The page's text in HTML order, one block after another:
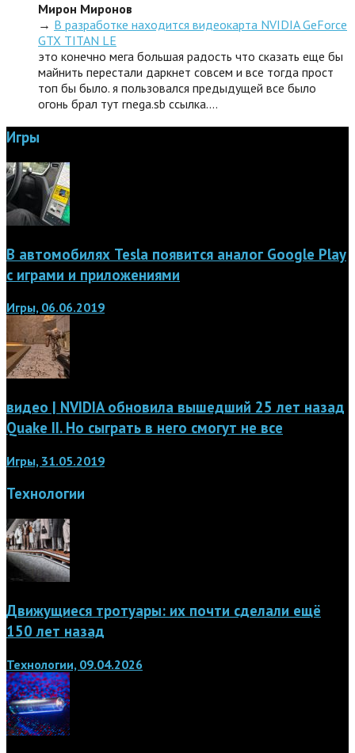
Мирон Миронов
→ В разработке находится видеокарта NVIDIA GeForce
GTX TITAN LE
это конечно мега большая радость что сказать еще бы
майнить перестали даркнет совсем и все тогда прост
топ бы было. я пользовался предыдущей все было
огонь брал тут rnega.sb ссылка.…
Игры
В автомобилях Tesla появится аналог Google Play
с играми и приложениями
Игры, 06.06.2019
видео | NVIDIA обновила вышедший 25 лет назад
Quake II. Но сыграть в него смогут не все
Игры, 31.05.2019
Технологии
Движущиеся тротуары: их почти сделали ещё
150 лет назад
Технологии, 09.04.2026